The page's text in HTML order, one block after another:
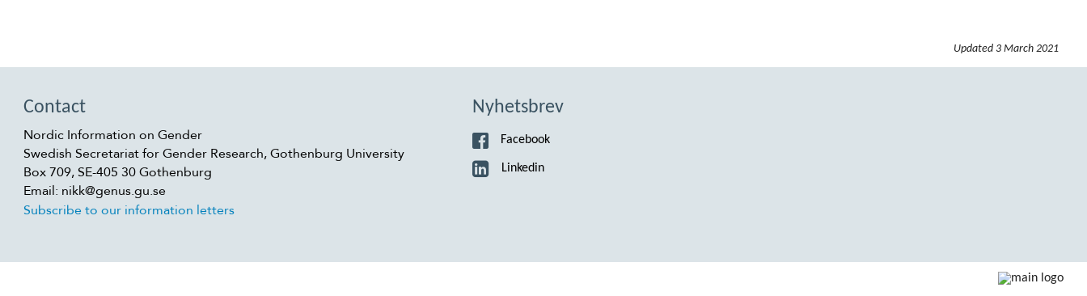
Updated 3 March 2021
Contact
Nordic Information on Gender
Swedish Secretariat for Gender Research, Gothenburg University
Box 709, SE-405 30 Gothenburg
Email: nikk@genus.gu.se
Subscribe to our information letters
Nyhetsbrev
Facebook
Linkedin